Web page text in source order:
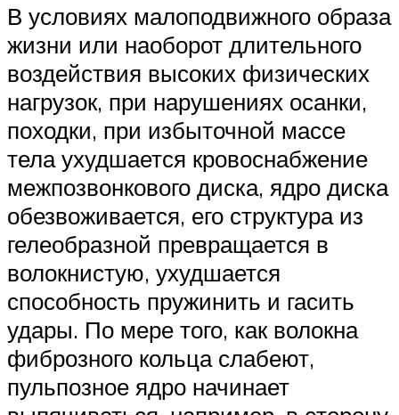
В условиях малоподвижного образа
жизни или наоборот длительного
воздействия высоких физических
нагрузок, при нарушениях осанки,
походки, при избыточной массе
тела ухудшается кровоснабжение
межпозвонкового диска, ядро диска
обезвоживается, его структура из
гелеобразной превращается в
волокнистую, ухудшается
способность пружинить и гасить
удары. По мере того, как волокна
фиброзного кольца слабеют,
пульпозное ядро начинает